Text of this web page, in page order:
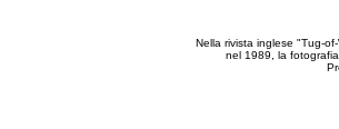
Nella rivista inglese "Tug-
nel 1989, la